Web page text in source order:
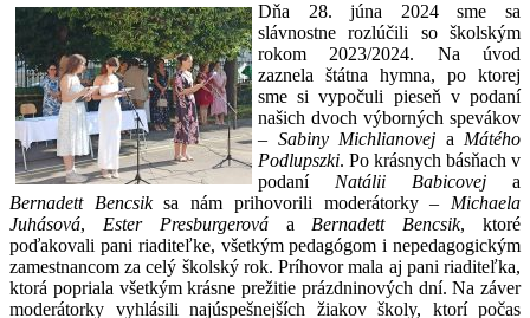
Dňa 28. júna 2024 sme sa
slávnostne rozlúčili so školským
rokom 2023/2024. Na úvod
zaznela štátna hymna, po ktorej
sme si vypočuli pieseň v podaní
našich dvoch výborných spevákov
– Sabiny Michlianovej a Mátého
Podlupszki. Po krásnych básňach v
podaní Natálii Babicovej a
Bernadett Bencsiksa nám prihovorili moderátorky – Michaela
Juhásová, Ester Presburgerováa Bernadett Bencsik, ktoré
poďakovali pani riaditeľke, všetkým pedagógom i nepedagogickým
zamestnancom za celý školský rok. Príhovor mala aj pani riaditeľka,
ktorá popriala všetkým krásne prežitie prázdninových dní. Na záver
moderátorky vyhlásili najúspešnejších žiakov školy, ktorí počas